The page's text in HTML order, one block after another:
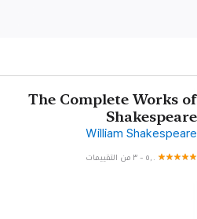
The Complete Works of
Shakespeare
William Shakespeare
٥٫٠ -٣ من التقييمات